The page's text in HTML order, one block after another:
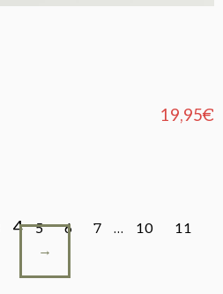
19,95€
4 5 6 7 … 10
11
→